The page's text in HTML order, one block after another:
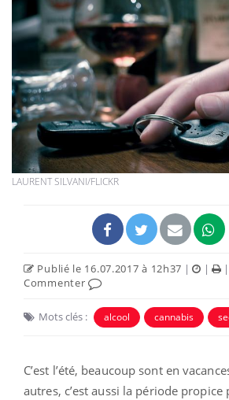
LAURENT SILVANI/FLICKR
Publié le 16.07.2017 à 12h37 | |
Commenter
Mots clés : alcool cannabis
C’est l’été, beaucoup sont en
autres, c’est aussi la période propice